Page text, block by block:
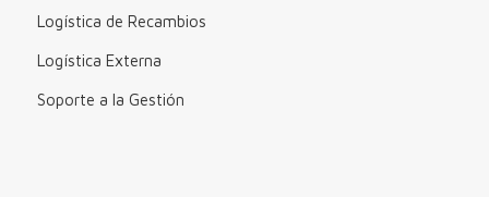
Logística de Recambios
Logística Externa
Soporte a la Gestión